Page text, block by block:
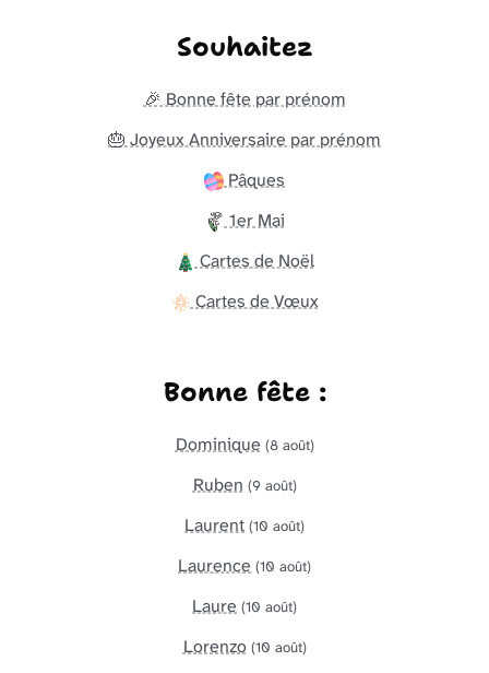
Souhaitez
🎉 Bonne fête par prénom
🎂 Joyeux Anniversaire par prénom
Pâques
1er Mai
Cartes de Noël
Cartes de Vœux
Bonne fête :
Dominique (8 août)
Ruben (9 août)
Laurent (10 août)
Laurence (10 août)
Laure (10 août)
Lorenzo (10 août)